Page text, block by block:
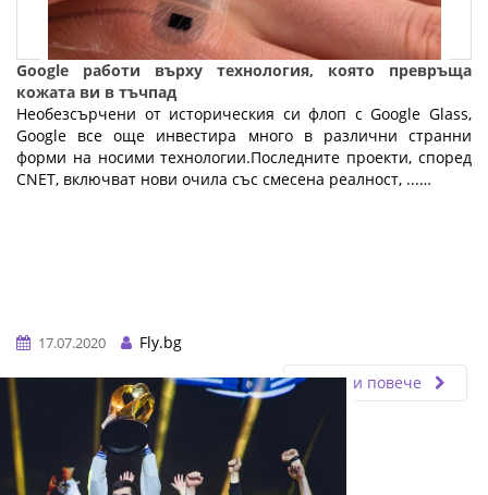
Google работи върху технология, която превръща
кожата ви в тъчпад
Необезсърчени от историческия си флоп с Google Glass,
Google все още инвестира много в различни странни
форми на носими технологии.Последните проекти, според
CNET, включват нови очила със смесена реалност, ...…
17.07.2020
Fly.bg
Прочети повече